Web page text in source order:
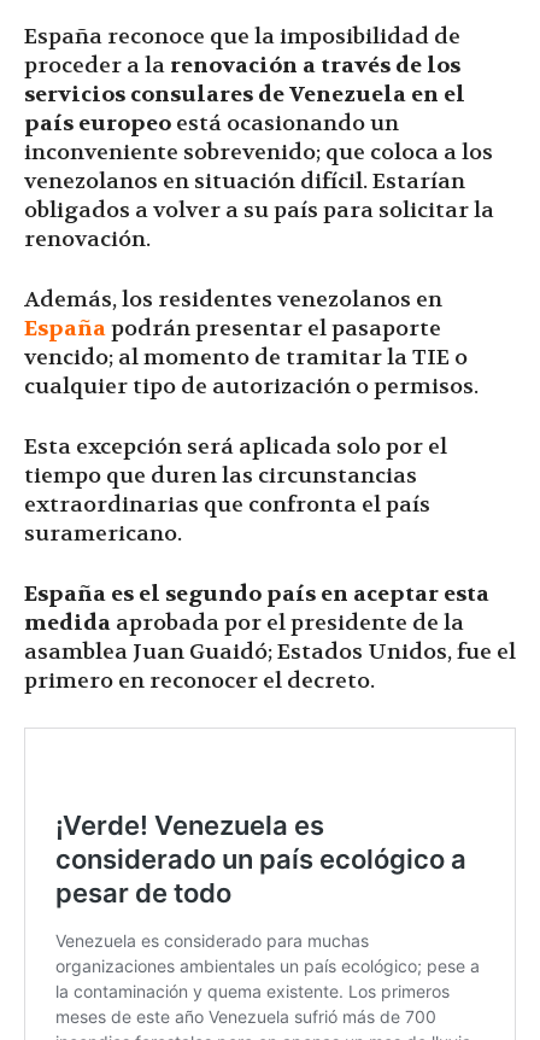
España reconoce que la imposibilidad de
proceder a la renovación a través de los
servicios consulares de Venezuela en el
país europeo está ocasionando un
inconveniente sobrevenido; que coloca a los
venezolanos en situación difícil. Estarían
obligados a volver a su país para solicitar la
renovación.
Además, los residentes venezolanos en
Españapodrán presentar el pasaporte
vencido; al momento de tramitar la TIE o
cualquier tipo de autorización o permisos.
Esta excepción será aplicada solo por el
tiempo que duren las circunstancias
extraordinarias que confronta el país
suramericano.
España es el segundo país en aceptar esta
medida aprobada por el presidente de la
asamblea Juan Guaidó; Estados Unidos, fue el
primero en reconocer el decreto.